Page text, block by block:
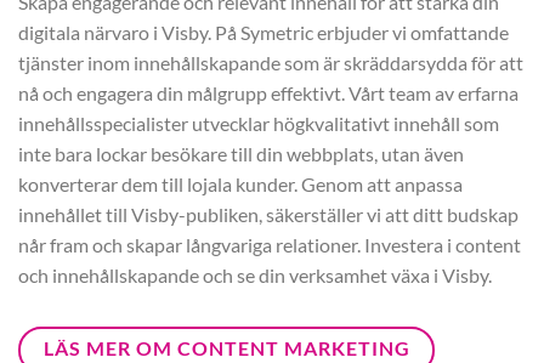
digitala närvaro i Visby. På Symetric erbjuder vi omfattande
tjänster inom innehållskapande som är skräddarsydda för att
nå och engagera din målgrupp effektivt. Vårt team av erfarna
innehållsspecialister utvecklar högkvalitativt innehåll som
inte bara lockar besökare till din webbplats, utan även
konverterar dem till lojala kunder. Genom att anpassa
innehållet till Visby-publiken, säkerställer vi att ditt budskap
når fram och skapar långvariga relationer. Investera i content
och innehållskapande och se din verksamhet växa i Visby.
LÄS MER OM CONTENT MARKETING